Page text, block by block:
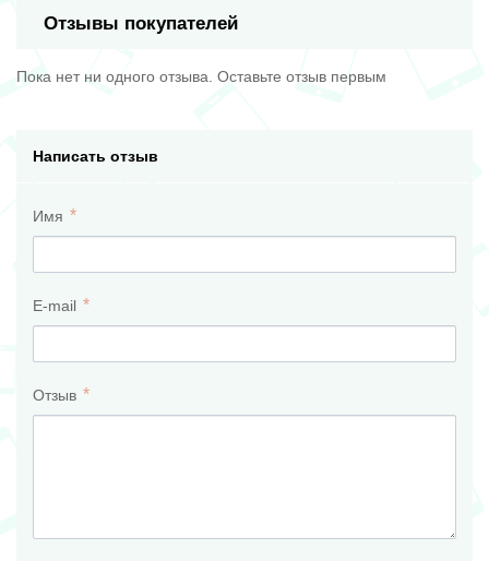
Отзывы покупателей
Пока нет ни одного отзыва. Оставьте отзыв первым
Написать отзыв
Имя
E-mail
Отзыв